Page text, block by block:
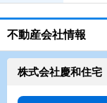
不動産会社情報
株式会社慶和住宅